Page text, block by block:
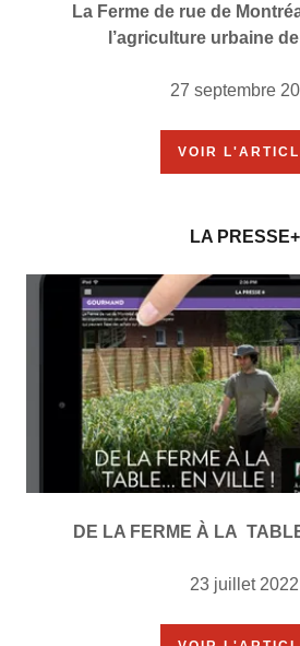
La Ferme de rue de
l’agriculture urbaine
27 septembre
VOIR
LA PRESSE+
DE LA FERME À LA
23 juillet 2022